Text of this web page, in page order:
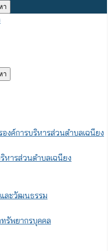
องค์การบริหารส่วนตำบลเฉนียง
หารส่วนตำบลเฉนียง
ละวัฒนธรรม
รัพยากรบุคคล